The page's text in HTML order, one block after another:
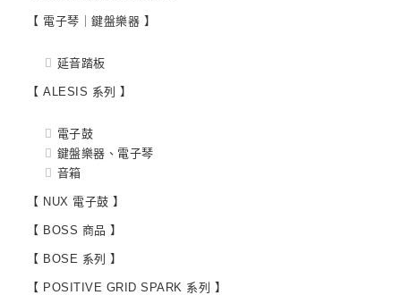
【 電子琴｜鍵盤樂器 】
延音踏板
【 ALESIS 系列 】
電子鼓
鍵盤樂器、電子琴
音箱
【 NUX 電子鼓 】
【 BOSS 商品 】
【 BOSE 系列 】
【 POSITIVE GRID SPARK 系列 】